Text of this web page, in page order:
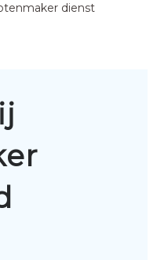
dienst